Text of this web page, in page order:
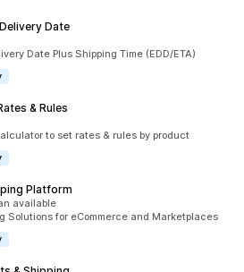
Date
Date Plus Shipping Time (EDD/ETA)
& Rules
to set rates & rules by product
Platform
available
Solutions for eCommerce and Marketplaces